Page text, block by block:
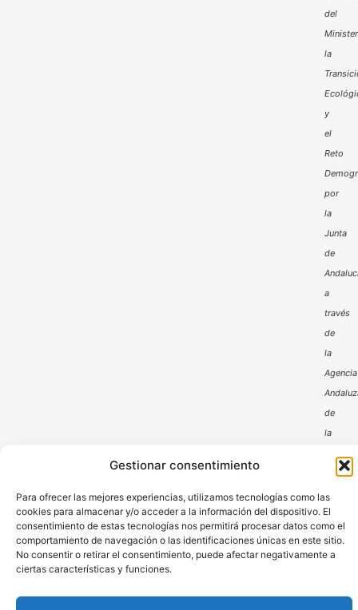
Gestionar consentimiento
Para ofrecer las mejores experiencias, utilizamos tecnologías como las
cookies para almacenar y/o acceder a la información del dispositivo. El
consentimiento de estas tecnologías nos permitirá procesar datos como el
comportamiento de navegación o las identificaciones únicas en este sitio.
No consentir o retirar el consentimiento, puede afectar negativamente a
ciertas características y funciones.
del
la
y
el
Reto
por
la
Junta
de
a
través
de
la
Agencia
de
la
Aviso Legal Política de Privacidad